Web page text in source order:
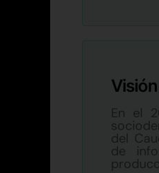
Visión
En el
del
de